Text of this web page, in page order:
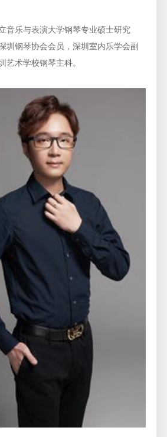
乐与表演大学钢琴专业硕士研究
圳钢琴协会会员，深圳室内乐学会副
艺术学校钢琴主科。